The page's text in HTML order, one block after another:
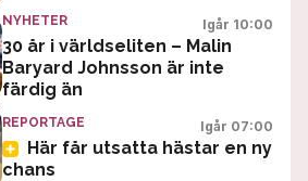
NYHETER Igår 10:00
30 år i världseliten – Malin
Baryard Johnsson är inte
färdig än
REPORTAGE Igår 07:00
Här får utsatta hästar en ny
chans